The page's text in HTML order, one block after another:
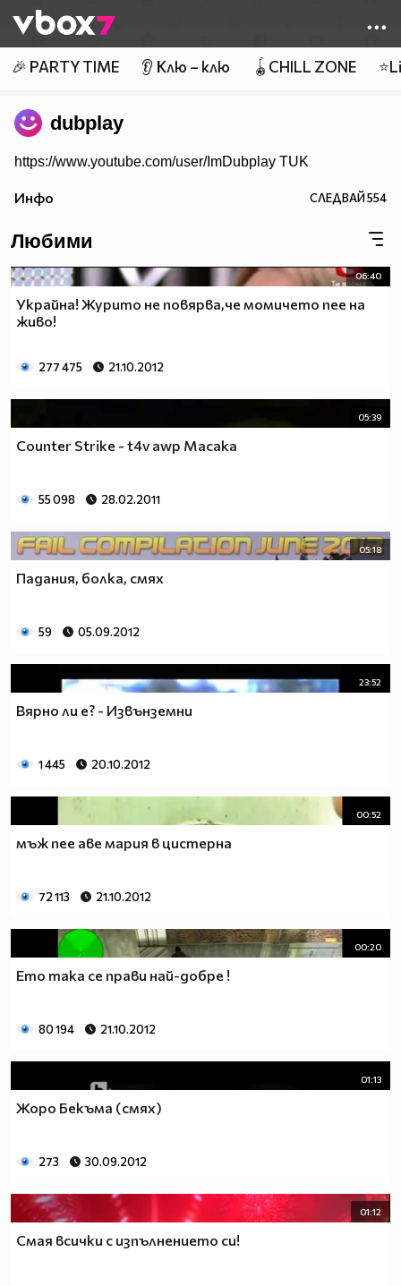
👾
🎉 PARTY TIME 👂 Клю – клю 🪀CHILL ZONE
dubplay
https://www.youtube.com/user/ImDubplay TUK
Инфо СЛЕДВАЙ554
Любими
06:40
Украйна! Журито не повярва,че момичето пее на
живо!
277 475 21.10.2012
05:39
Counter Strike - t4v awp Масака
55 098 28.02.2011
05:18
Падания, болка, смях
59 05.09.2012
23:52
Вярно ли е? - Извънземни
1 445 20.10.2012
00:52
мъж пее аве мария в цистерна
72 113 21.10.2012
00:20
Ето така се прави най-добре !
80 194 21.10.2012
01:13
Жоро Бекъма (смях)
273 30.09.2012
01:12
Смая всички с изпълнението си!